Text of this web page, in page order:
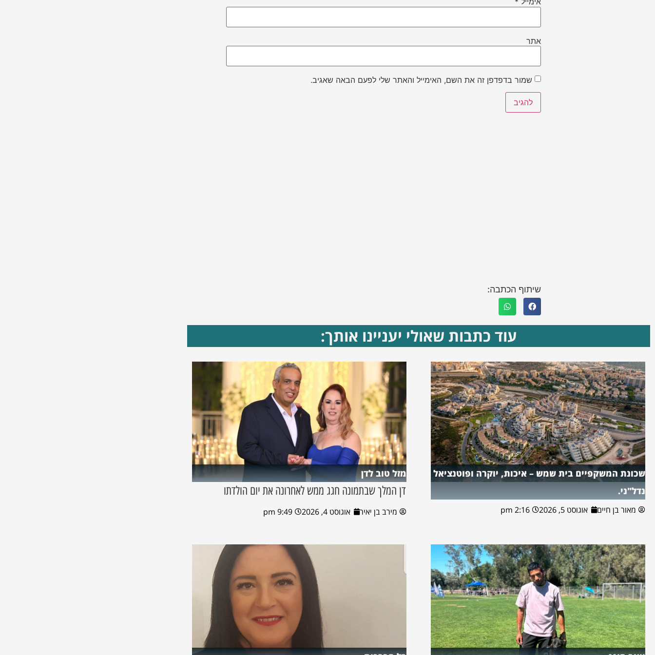
אתר
שמור בדפדפן זה את השם, האימייל והאתר שלי לפעם הבאה שאגיב.
שיתוף הכתבה:
עוד כתבות שאולי יעניינו אותך:
שכונת המשקפיים בית שמש – איכות, יוקרה ופוטנציאל
נדל"ני.
מאור בן חיים אוגוסט 5, 2026 2:16 pm
מזל טוב לדן
דן המלך שבתמונה חגג ממש לאחרונה את יום הולדתו
מירב בן יאיר אוגוסט 4, 2026 9:49 pm